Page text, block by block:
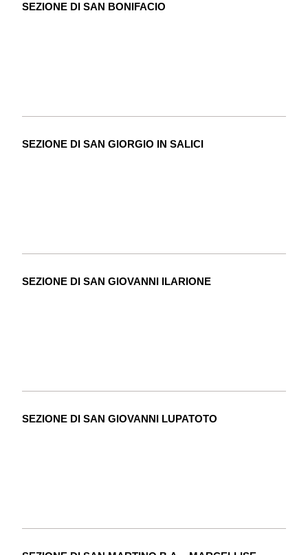
SEZIONE DI SAN BONIFACIO
SEZIONE DI SAN GIORGIO IN SALICI
SEZIONE DI SAN GIOVANNI ILARIONE
SEZIONE DI SAN GIOVANNI LUPATOTO